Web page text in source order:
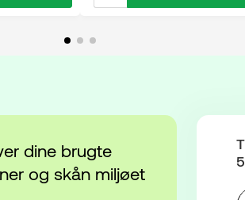
dine brugte
og skån miljøet